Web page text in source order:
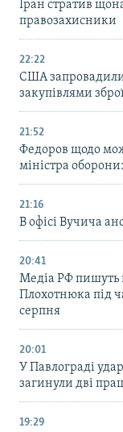
Іран стратив
правозахисники
22:22
США запровадили
закупівлями
21:52
Федоров щодо
міністра
21:16
В офісі Вучича
20:41
Медіа РФ пишуть
Плохотнюка під
серпня
20:01
У Павлограді
загинули дві
19:29